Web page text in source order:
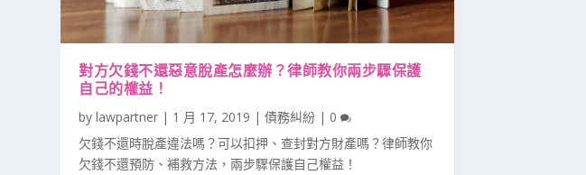
對方欠錢不還惡意脫產怎麼辦？律師教你兩步驟保護
自己的權益！
bylawpartner | 1 月 17, 2019 |債務糾紛 | 0
欠錢不還時脫產違法嗎？可以扣押、查封對方財產嗎？律師教你
欠錢不還預防、補救方法，兩步驟保護自己權益！